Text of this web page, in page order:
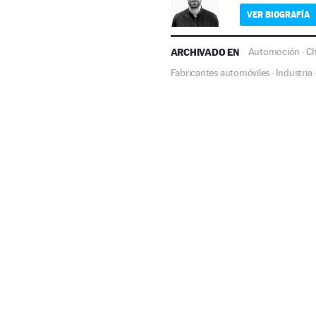
VER BIOGRAFÍA
ARCHIVADO EN Automoción ·
Fabricantes automóviles · Industria·